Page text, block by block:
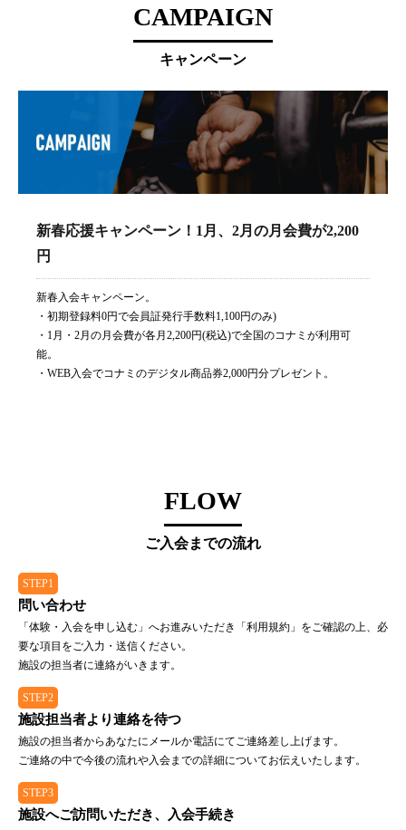
CAMPAIGN
キャンペーン
新春応援キャンペーン！1月、2月の月会費が2,200
円
新春入会キャンペーン。
・初期登録料0円で会員証発行手数料1,100円のみ)
・1月・2月の月会費が各月2,200円(税込)で全国のコナミが利用可
能。
・WEB入会でコナミのデジタル商品券2,000円分プレゼント。
FLOW
ご入会までの流れ
STEP1
問い合わせ
「体験・入会を申し込む」へお進みいただき「利用規約」をご確認の上、必
要な項目をご入力・送信ください。
施設の担当者に連絡がいきます。
STEP2
施設担当者より連絡を待つ
施設の担当者からあなたにメールか電話にてご連絡差し上げます。
ご連絡の中で今後の流れや入会までの詳細についてお伝えいたします。
STEP3
施設へご訪問いただき、入会手続き